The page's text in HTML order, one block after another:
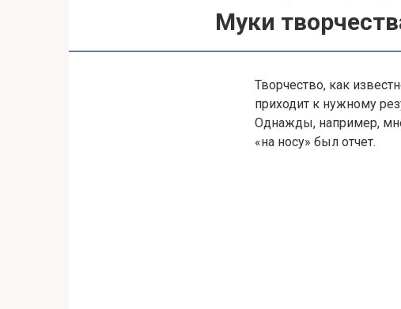
Муки
Творчество, как
приходит к нужному
Однажды, например,
«на носу» был отчет.